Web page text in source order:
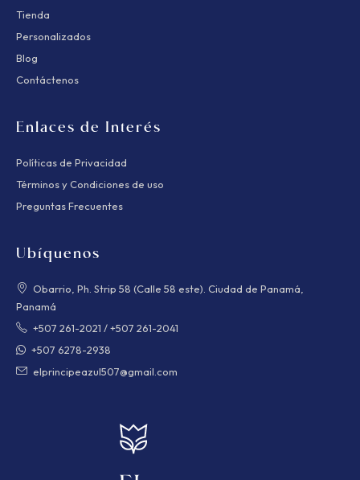
Tienda
Personalizados
Blog
Contáctenos
Enlaces de Interés
Políticas de Privacidad
Términos y Condiciones de uso
Preguntas Frecuentes
Ubíquenos
Obarrio, Ph. Strip 58 (Calle 58 este). Ciudad de Panamá,
Panamá
+507 261-2021 /+507 261-2041
+507 6278-2938
elprincipeazul507@gmail.com